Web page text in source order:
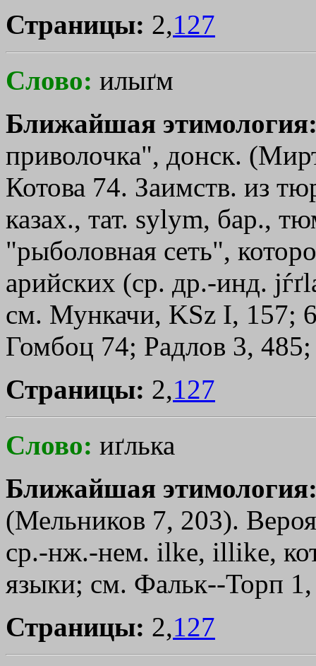
Страницы: 2,127
Слово: илыґм
Ближайшая
приволочка", донск.
Котова 74. Заимств. из
казах., тат. ѕуlуm, бар.,
"рыболовная сеть",
арийских (ср. др.-инд.
см. Мункачи, KSz I, 157;
Гомбоц 74; Радлов 3,
Страницы: 2,127
Слово: иґлька
Ближайшая
(Мельников 7, 203).
ср.-нж.-нем. ilke, illike,
языки; см. Фальк--Торп
Страницы: 2,127